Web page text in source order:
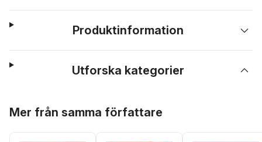
Produktinformation
Utforska kategorier
Mer från samma författare